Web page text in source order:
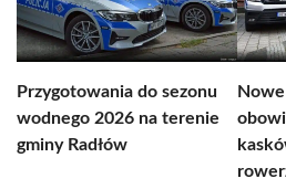
Przygotowania do sezonu
wodnego 2026 na terenie
gminy Radłów